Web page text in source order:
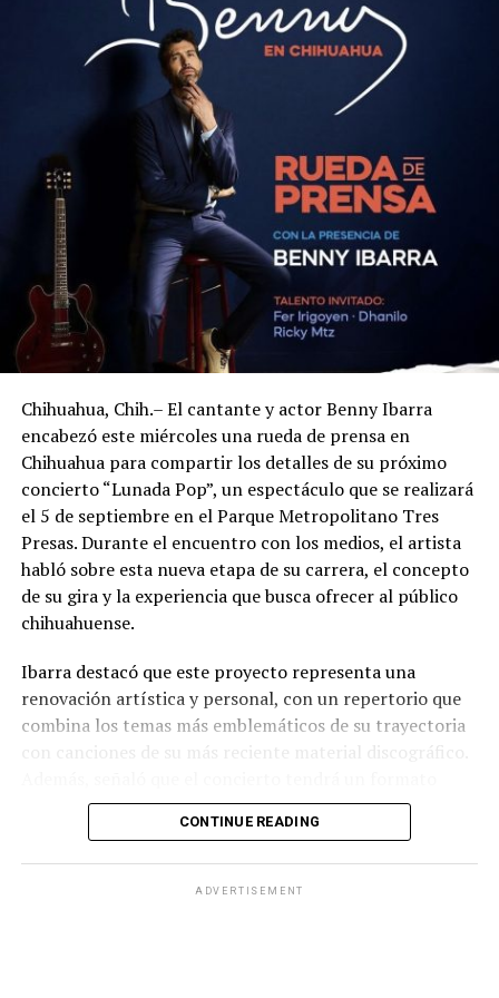
Chihuahua, Chih.– El cantante y actor Benny Ibarra
encabezó este miércoles una rueda de prensa en
Chihuahua para compartir los detalles de su próximo
concierto “Lunada Pop”, un espectáculo que se realizará
el 5 de septiembre en el Parque Metropolitano Tres
Presas. Durante el encuentro con los medios, el artista
habló sobre esta nueva etapa de su carrera, el concepto
de su gira y la experiencia que busca ofrecer al público
chihuahuense.
Ibarra destacó que este proyecto representa una
renovación artística y personal, con un repertorio que
combina los temas más emblemáticos de su trayectoria
con canciones de su más reciente material discográfico.
pensado para disfrutarse al aire libre, acompañado de
propuestas gastronómicas, talento local y una
atmósfera de convivencia.
CONTINUE READING
ADVERTISEMENT